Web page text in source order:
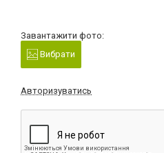
Завантажити фото:
Вибрати
Авторизуватись